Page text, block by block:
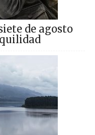
de agosto